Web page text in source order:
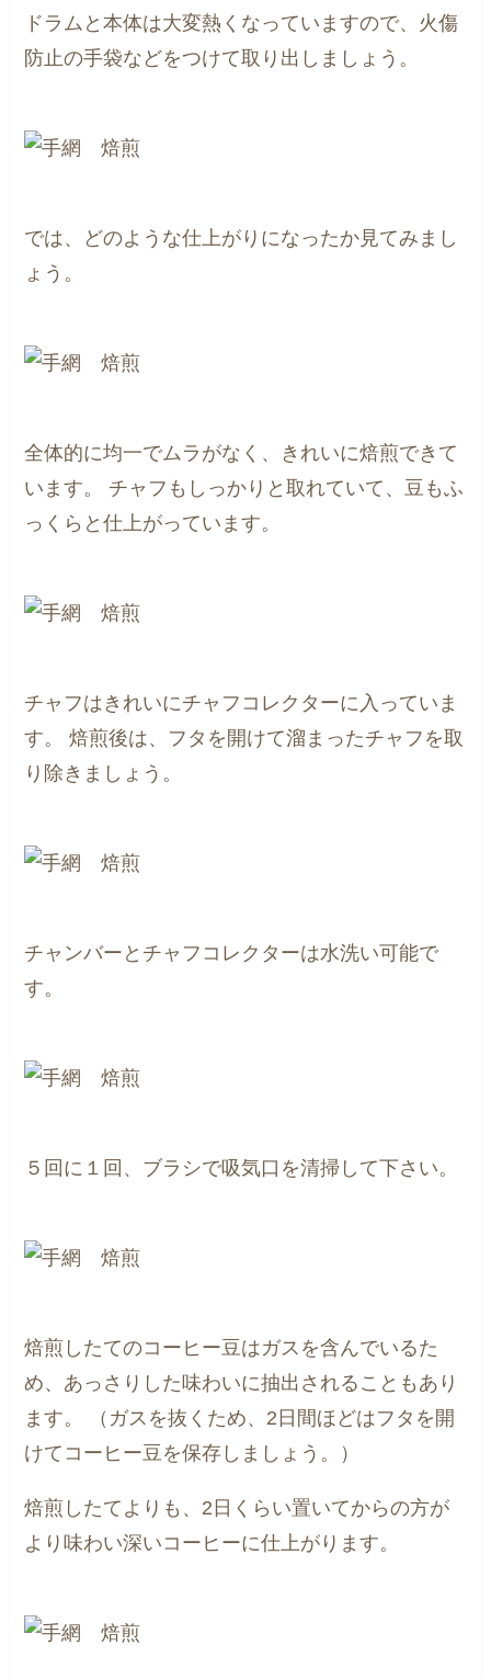
ドラムと本体は大変熱くなっていますので、火傷
防止の手袋などをつけて取り出しましょう。
では、どのような仕上がりになったか見てみまし
ょう。
全体的に均一でムラがなく、きれいに焙煎できて
います。
チャフもしっかりと取れていて、豆もふ
っくらと仕上がっています。
チャフはきれいにチャフコレクターに入っていま
す。
焙煎後は、フタを開けて溜まったチャフを取
り除きましょう。
チャンバーとチャフコレクターは水洗い可能で
す。
５回に１回、ブラシで吸気口を清掃して下さい。
焙煎したてのコーヒー豆はガスを含んでいるた
め、あっさりした味わいに抽出されることもあり
ます。
（ガスを抜くため、2日間ほどはフタを開
けてコーヒー豆を保存しましょう。）
焙煎したてよりも、2日くらい置いてからの方が
より味わい深いコーヒーに仕上がります。